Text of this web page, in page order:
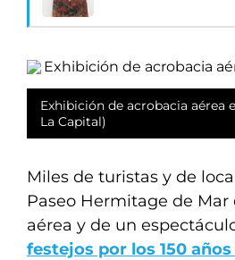
Exhibición de acrobacia aérea
La Capital)
Miles de turistas y de
Paseo Hermitage de
aérea y de un
festejos por los 150